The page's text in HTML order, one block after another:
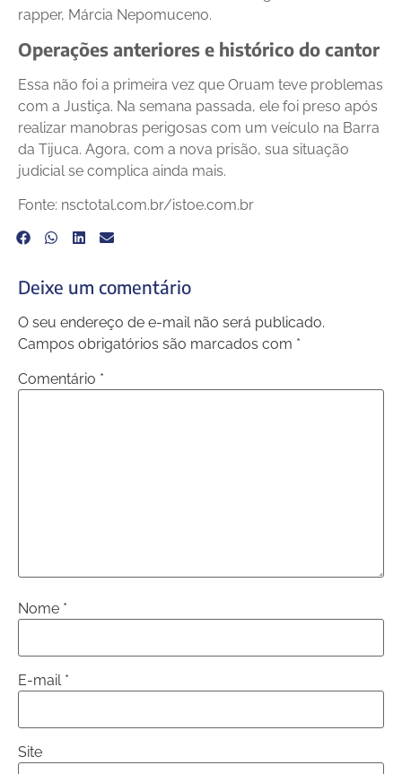
rapper, Márcia Nepomuceno.
Operações anteriores e histórico do cantor
Essa não foi a primeira vez que Oruam teve problemas
com a Justiça. Na semana passada, ele foi preso após
realizar manobras perigosas com um veículo na Barra
da Tijuca. Agora, com a nova prisão, sua situação
judicial se complica ainda mais.
Fonte: nsctotal.com.br/istoe.com.br
Deixe um comentário
O seu endereço de e-mail não será publicado.
Campos obrigatórios são marcados com *
Comentário *
Nome *
E-mail *
Site